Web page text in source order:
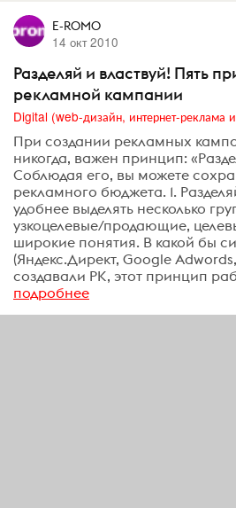
E-ROMO
14 окт 2010
Разделяй и властвуй! Пять
рекламной кампании
При создании рекламных
никогда, важен принцип:
Соблюдая его, вы можете
рекламного бюджета. 1.
удобнее выделять несколько
узкоцелевые/продающие,
широкие понятия. В какой бы
(Яндекс.Директ, Google
создавали РК, этот принцип
подробнее